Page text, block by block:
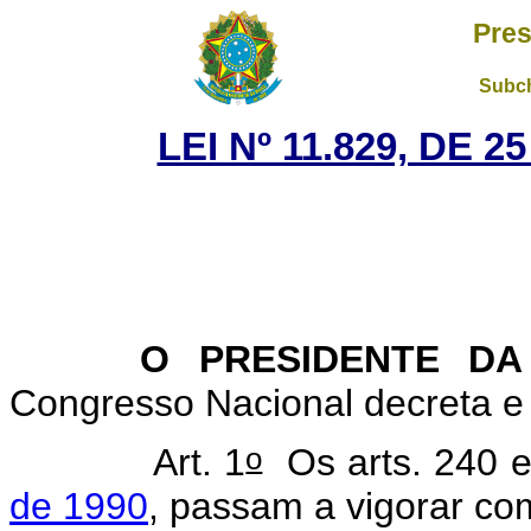
LEI Nº 11.829, DE
O PRESIDENTE DA
Congresso Nacional decreta
Art. 1oOs arts. 240
de 1990, passam a vigorar